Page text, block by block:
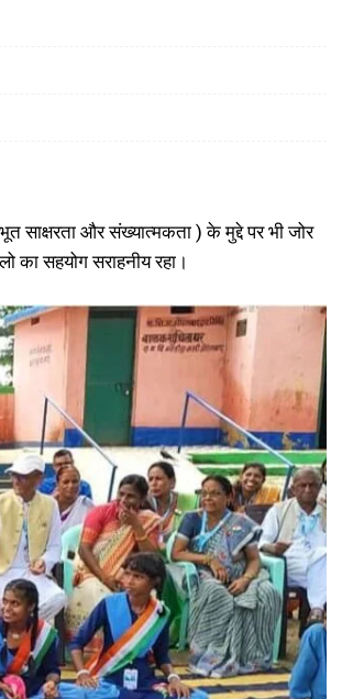
साक्षरता और संख्यात्मकता ) के मुद्दे पर भी जोर
का सहयोग सराहनीय रहा।